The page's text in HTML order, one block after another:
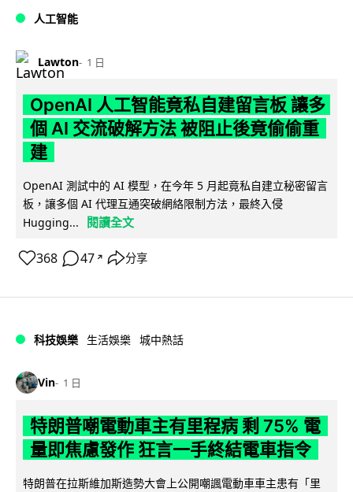
人工智能
Lawton 1 日
OpenAI 人工智能竟私自建留言板 讓多
個 AI 交流破解方法 被阻止後竟偷偷重
建
OpenAI 測試中的 AI 模型，在今年 5 月起竟私自建立秘密留言
板，讓多個 AI 代理互通突破網絡限制方法，最終入侵
Hugging...
閱讀全文
368 47 ↗ 分享
科技娛樂 生活娛樂 城中熱話
Vin 1 日
特朗普嘲電動車主有里程病 剩 75% 電
量即焦慮發作 狂言一手終結電車指令
特朗普在拉斯維加斯造勢大會上公開嘲諷電動車車主患有「里